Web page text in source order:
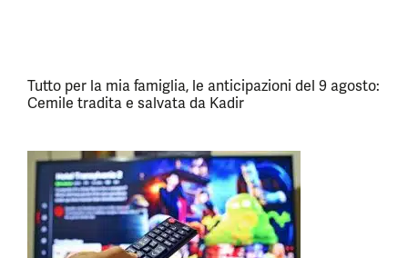
Tutto per la mia famiglia, le anticipazioni del 9 agosto:
Cemile tradita e salvata da Kadir